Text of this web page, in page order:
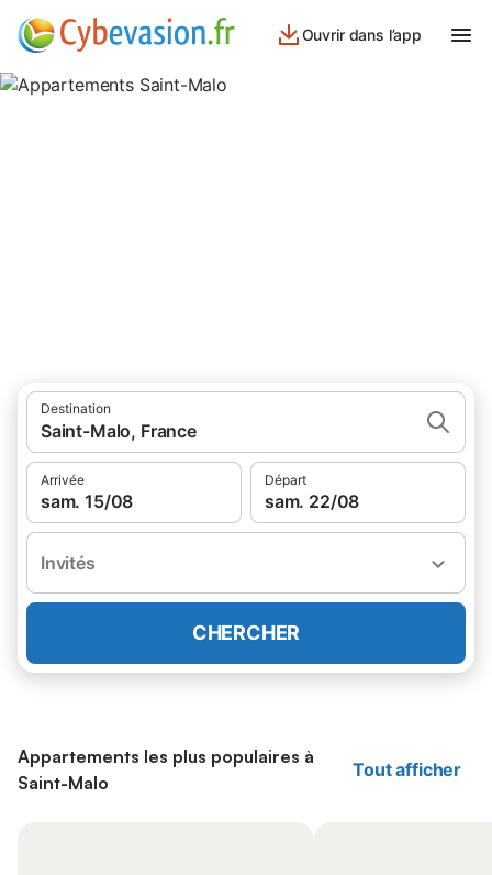
Ouvrir dans l’app
Destination
Saint-Malo, France
Arrivée
sam. 15/08
Départ
sam. 22/08
Invités
CHERCHER
Appartements les plus populaires à
Saint-Malo
Tout afficher